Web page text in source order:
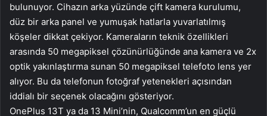
bulunuyor. Cihazın arka yüzünde çift kamera kurulumu,
düz bir arka panel ve yumuşak hatlarla yuvarlatılmış
köşeler dikkat çekiyor. Kameraların teknik özellikleri
arasında 50 megapiksel çözünürlüğünde ana kamera ve 2x
optik yakınlaştırma sunan 50 megapiksel telefoto lens yer
alıyor. Bu da telefonun fotoğraf yetenekleri açısından
iddialı bir seçenek olacağını gösteriyor.
OnePlus 13T ya da 13 Mini’nin, Qualcomm’un en güçlü